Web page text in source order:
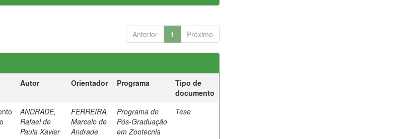
Anterior 1 Próximo
Autor Orientador Programa
Tipo de
documento
ANDRADE,
Rafael de
Paula Xavier
FERREIRA,
Marcelo de
Andrade
Programa de
Pós-Graduação
em Zootecnia
Tese